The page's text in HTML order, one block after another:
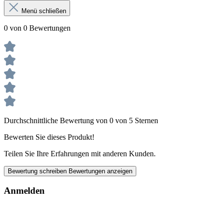
Menü schließen
0 von 0 Bewertungen
Durchschnittliche Bewertung von 0 von 5 Sternen
Bewerten Sie dieses Produkt!
Teilen Sie Ihre Erfahrungen mit anderen Kunden.
Bewertung schreiben Bewertungen anzeigen
Anmelden